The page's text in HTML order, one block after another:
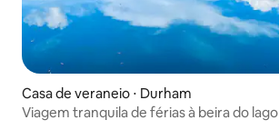
Casa de veraneio ⋅ Durham
Viagem tranquila de férias à beira do lago